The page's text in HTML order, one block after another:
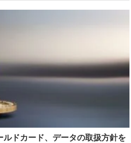
ドカード、データの取扱方針を